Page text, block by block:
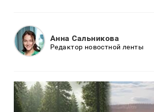
Анна Сальникова
Редактор новостной ленты